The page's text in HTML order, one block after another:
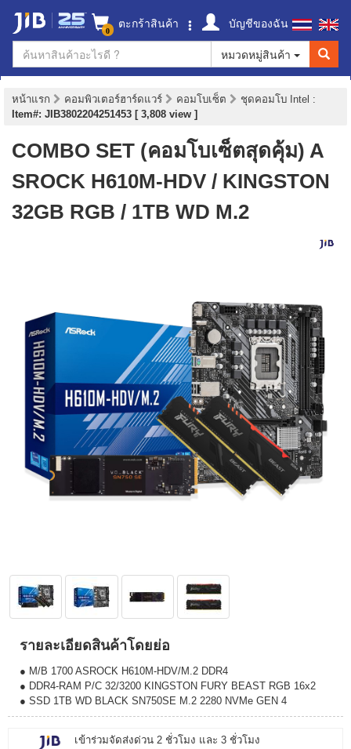
0 ตะกร้าสินค้า
บัญชีของฉัน
หมวดหมู่สินค้า
หน้าแรก คอมพิวเตอร์ฮาร์ดแวร์ คอมโบเซ็ต ชุดคอมโบ Intel :
Item#: JIB3802204251453 [ 3,808 view ]
COMBO SET (คอมโบเซ็ตสุดคุ้ม) A
SROCK H610M-HDV / KINGSTON
32GB RGB / 1TB WD M.2
รายละเอียดสินค้าโดยย่อ
● M/B 1700 ASROCK H610M-HDV/M.2 DDR4
● DDR4-RAM P/C 32/3200 KINGSTON FURY BEAST RGB 16x2
● SSD 1TB WD BLACK SN750SE M.2 2280 NVMe GEN 4
เข้าร่วมจัดส่งด่วน 2 ชั่วโมง และ 3 ชั่วโมง